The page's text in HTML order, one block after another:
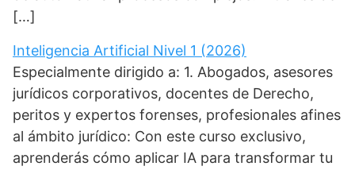
[…]
Inteligencia Artificial Nivel 1 (2026)
Especialmente dirigido a: 1. Abogados, asesores
jurídicos corporativos, docentes de Derecho,
peritos y expertos forenses, profesionales afines
al ámbito jurídico: Con este curso exclusivo,
aprenderás cómo aplicar IA para transformar tu